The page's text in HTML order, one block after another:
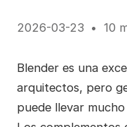
2026-03-23 10
Blender es una
arquitectos, pero
puede llevar